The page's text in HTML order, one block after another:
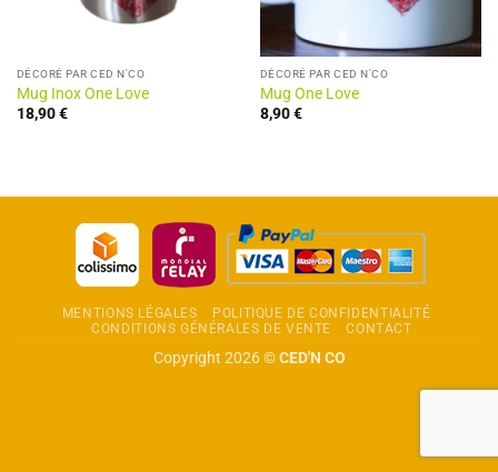
DÉCORÉ PAR CED N'CO
Mug Inox One Love
18,90€
DÉCORÉ PAR CED N'CO
Mug One Love
8,90€
MENTIONS LÉGALES
POLITIQUE DE CONFIDENTIALITÉ
CONDITIONS GÉNÉRALES DE VENTE
CONTACT
Copyright 2026 ©CED'N CO